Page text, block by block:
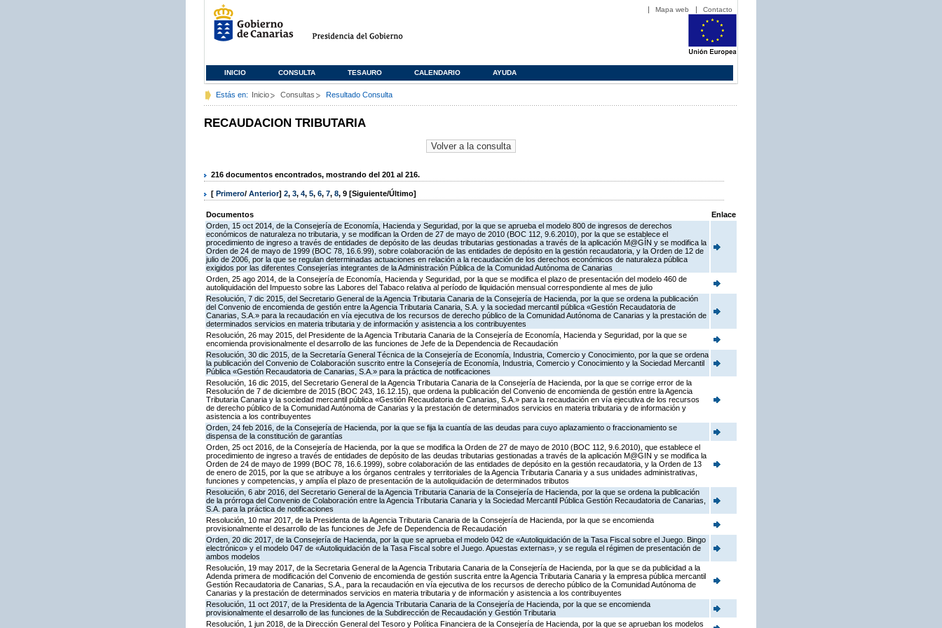
Mapa web Contacto
INICIO CONSULTA TESAURO CALENDARIO AYUDA
Estás en: Inicio Consultas Resultado Consulta
RECAUDACION TRIBUTARIA
216 documentos encontrados, mostrando del 201 al 216.
[ Primero/ Anterior] 2, 3, 4, 5, 6, 7, 8, 9 [Siguiente/Último]
Documentos
Enlace
Orden, 15 oct 2014, de la Consejería de Economía, Hacienda y Seguridad, por la que se aprueba el modelo 800 de ingresos de derechos
económicos de naturaleza no tributaria, y se modifican la Orden de 27 de mayo de 2010 (BOC 112, 9.6.2010), por la que se establece el
procedimiento de ingreso a través de entidades de depósito de las deudas tributarias gestionadas a través de la aplicación M@GÍN y se modifica la
Orden de 24 de mayo de 1999 (BOC 78, 16.6.99), sobre colaboración de las entidades de depósito en la gestión recaudatoria, y la Orden de 12 de
julio de 2006, por la que se regulan determinadas actuaciones en relación a la recaudación de los derechos económicos de naturaleza pública
exigidos por las diferentes Consejerías integrantes de la Administración Pública de la Comunidad Autónoma de Canarias
Orden, 25 ago 2014, de la Consejería de Economía, Hacienda y Seguridad, por la que se modifica el plazo de presentación del modelo 460 de
autoliquidación del Impuesto sobre las Labores del Tabaco relativa al período de liquidación mensual correspondiente al mes de julio
Resolución, 7 dic 2015, del Secretario General de la Agencia Tributaria Canaria de la Consejería de Hacienda, por la que se ordena la publicación
del Convenio de encomienda de gestión entre la Agencia Tributaria Canaria, S.A. y la sociedad mercantil pública «Gestión Recaudatoria de
Canarias, S.A.» para la recaudación en vía ejecutiva de los recursos de derecho público de la Comunidad Autónoma de Canarias y la prestación de
determinados servicios en materia tributaria y de información y asistencia a los contribuyentes
Resolución, 26 may 2015, del Presidente de la Agencia Tributaria Canaria de la Consejería de Economía, Hacienda y Seguridad, por la que se
encomienda provisionalmente el desarrollo de las funciones de Jefe de la Dependencia de Recaudación
Resolución, 30 dic 2015, de la Secretaría General Técnica de la Consejería de Economía, Industria, Comercio y Conocimiento, por la que se ordena
la publicación del Convenio de Colaboración suscrito entre la Consejería de Economía, Industria, Comercio y Conocimiento y la Sociedad Mercantil
Pública «Gestión Recaudatoria de Canarias, S.A.» para la práctica de notificaciones
Resolución, 16 dic 2015, del Secretario General de la Agencia Tributaria Canaria de la Consejería de Hacienda, por la que se corrige error de la
Resolución de 7 de diciembre de 2015 (BOC 243, 16.12.15), que ordena la publicación del Convenio de encomienda de gestión entre la Agencia
Tributaria Canaria y la sociedad mercantil pública «Gestión Recaudatoria de Canarias, S.A.» para la recaudación en vía ejecutiva de los recursos
de derecho público de la Comunidad Autónoma de Canarias y la prestación de determinados servicios en materia tributaria y de información y
asistencia a los contribuyentes
Orden, 24 feb 2016, de la Consejería de Hacienda, por la que se fija la cuantía de las deudas para cuyo aplazamiento o fraccionamiento se
dispensa de la constitución de garantías
Orden, 25 oct 2016, de la Consejería de Hacienda, por la que se modifica la Orden de 27 de mayo de 2010 (BOC 112, 9.6.2010), que establece el
procedimiento de ingreso a través de entidades de depósito de las deudas tributarias gestionadas a través de la aplicación M@GIN y se modifica la
Orden de 24 de mayo de 1999 (BOC 78, 16.6.1999), sobre colaboración de las entidades de depósito en la gestión recaudatoria, y la Orden de 13
de enero de 2015, por la que se atribuye a los órganos centrales y territoriales de la Agencia Tributaria Canaria y a sus unidades administrativas,
funciones y competencias, y amplía el plazo de presentación de la autoliquidación de determinados tributos
Resolución, 6 abr 2016, del Secretario General de la Agencia Tributaria Canaria de la Consejería de Hacienda, por la que se ordena la publicación
de la prórroga del Convenio de Colaboración entre la Agencia Tributaria Canaria y la Sociedad Mercantil Pública Gestión Recaudatoria de Canarias,
S.A. para la práctica de notificaciones
Resolución, 10 mar 2017, de la Presidenta de la Agencia Tributaria Canaria de la Consejería de Hacienda, por la que se encomienda
provisionalmente el desarrollo de las funciones de Jefe de Dependencia de Recaudación
Orden, 20 dic 2017, de la Consejería de Hacienda, por la que se aprueba el modelo 042 de «Autoliquidación de la Tasa Fiscal sobre el Juego. Bingo
electrónico» y el modelo 047 de «Autoliquidación de la Tasa Fiscal sobre el Juego. Apuestas externas», y se regula el régimen de presentación de
ambos modelos
Resolución, 19 may 2017, de la Secretaria General de la Agencia Tributaria Canaria de la Consejería de Hacienda, por la que se da publicidad a la
Adenda primera de modificación del Convenio de encomienda de gestión suscrita entre la Agencia Tributaria Canaria y la empresa pública mercantil
Gestión Recaudatoria de Canarias, S.A., para la recaudación en vía ejecutiva de los recursos de derecho público de la Comunidad Autónoma de
Canarias y la prestación de determinados servicios en materia tributaria y de información y asistencia a los contribuyentes
Resolución, 11 oct 2017, de la Presidenta de la Agencia Tributaria Canaria de la Consejería de Hacienda, por la que se encomienda
provisionalmente el desarrollo de las funciones de la Subdirección de Recaudación y Gestión Tributaria
Resolución, 1 jun 2018, de la Dirección General del Tesoro y Política Financiera de la Consejería de Hacienda, por la que se aprueban los modelos